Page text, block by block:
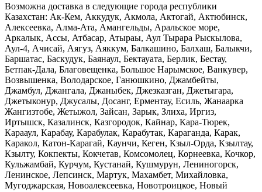
Возможна доставка в следующие города республики
Казахстан: Ак-Кем, Аккудук, Акмола, Актогай, Актюбинск,
Алексеевка, Алма-Ата, Амангельды, Аральское море,
Аркалык, Ассы, Атбасар, Атыраы, Аул Тырара Рыскылова,
Аул-4, Ачисай, Аягуз, Аяккум, Балкашино, Балхаш, Балыкчи,
Баршатас, Баскудук, Баянаул, Бектауата, Берлик, Бестау,
Бетпак-Дала, Благовещенка, Большое Нарымское, Ванкувер,
Возвышенка, Володарское, Ганюшкино, Джамбейты,
Джамбул, Джангала, Джаныбек, Джезказган, Джетыгара,
Джетыконур, Джусалы, Досанг, Ерментау, Есиль, Жанаарка
Жангизтобе, Жетыжол, Зайсан, Зарык, Злиха, Иргиз,
Иртышск, Казалинск, Казгородок, Кайнар, Кара-Тюрек,
Карааул, Карабау, Карабулак, Карабутак, Караганда, Карак,
Каракол, Катон-Карагай, Каунчи, Кеген, Кзыл-Орда, Кзылтау,
Кзылту, Кокпекты, Кокчетав, Комсомолец, Корнеевка, Кочкор,
Кульжамбай, Курчум, Кустанай, Кушмурун, Лениногорск,
Ленинское, Лепсинск, Мартук, Махамбет, Михайловка,
Мугоджарская, Новоалексеевка, Новотроицкое, Новый